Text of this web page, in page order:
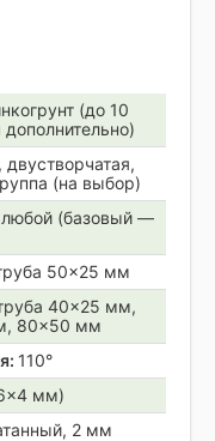
(до 10
двустворчатая,
(на выбор)
любой (базовый —
50×25 мм
40×25 мм,
80×50 мм
110°
мм)
2 мм